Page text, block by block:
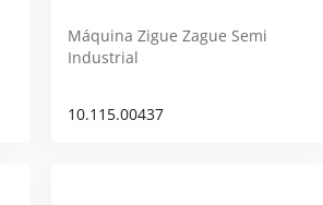
Máquina Zigue Zague Semi
Industrial
10.115.00437